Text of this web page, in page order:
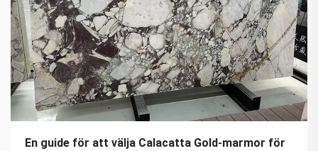
En guide för att välja Calacatta Gold-marmor för